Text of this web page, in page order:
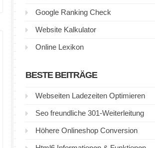
Google Ranking Check
Website Kalkulator
Online Lexikon
BESTE BEITRÄGE
Webseiten Ladezeiten Optimieren
Seo freundliche 301-Weiterleitung
Höhere Onlineshop Conversion